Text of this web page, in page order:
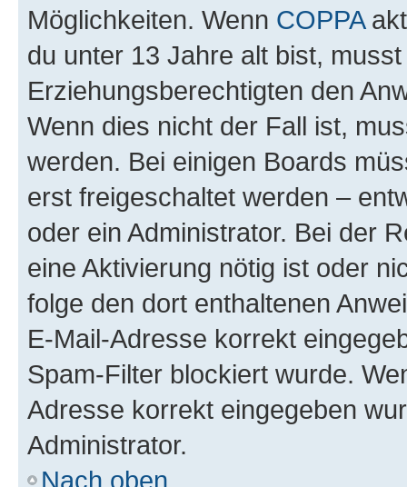
Möglichkeiten. Wenn COPPA
du unter 13 Jahre alt bist,
Erziehungsberechtigten den
Wenn dies nicht der Fall ist,
werden. Bei einigen Boards
erst freigeschaltet werden –
oder ein Administrator. Bei der
eine Aktivierung nötig ist oder
folge den dort enthaltenen
E-Mail-Adresse korrekt
Spam-Filter blockiert wurde.
Adresse korrekt eingegeben
Administrator.
Nach oben